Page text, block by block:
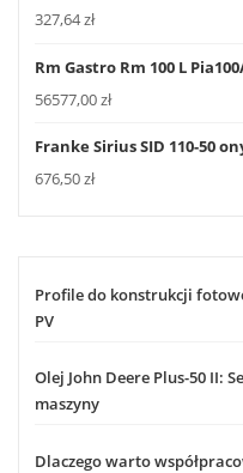
327,64zł
Rm Gastro Rm 100 L
56577,00zł
Franke Sirius SID 110-50
676,50zł
Profile do konstrukcji
PV
Olej John Deere Plus-50 II:
maszyny
Dlaczego warto